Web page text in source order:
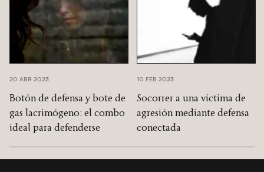
20 ABR 2023
Botón de defensa y bote de
gas lacrimógeno: el combo
ideal para defenderse
10 FEB 2023
Socorrer a una víctima de
agresión mediante defensa
conectada